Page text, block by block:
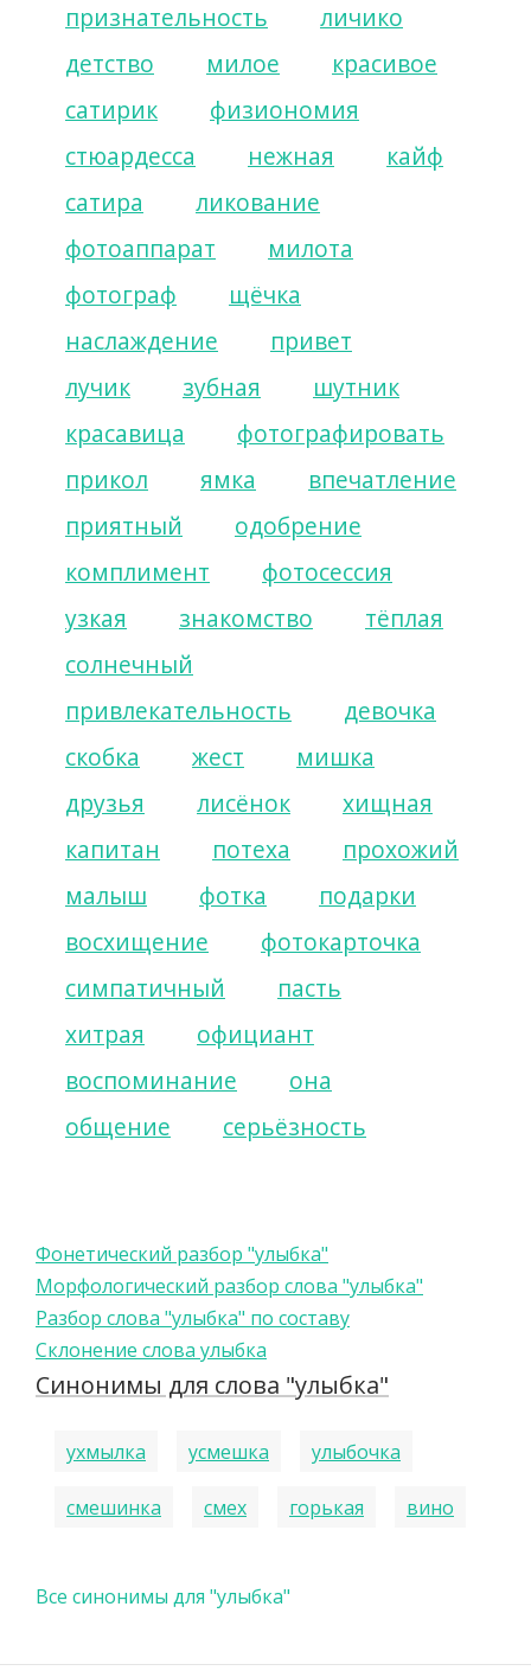
признательность
личико
детство
милое
красивое
сатирик
физиономия
стюардесса
нежная
кайф
сатира
ликование
фотоаппарат
милота
фотограф
щёчка
наслаждение
привет
лучик
зубная
шутник
красавица
фотографировать
прикол
ямка
впечатление
приятный
одобрение
комплимент
фотосессия
узкая
знакомство
тёплая
солнечный
привлекательность
девочка
скобка
жест
мишка
друзья
лисёнок
хищная
капитан
потеха
прохожий
малыш
фотка
подарки
восхищение
фотокарточка
симпатичный
пасть
хитрая
официант
воспоминание
она
общение
серьёзность
Фонетический разбор "улыбка"
Морфологический разбор слова "улыбка"
Разбор слова "улыбка" по составу
Склонение слова улыбка
Синонимы для слова "улыбка"
ухмылка усмешка улыбочка
смешинка смех горькая вино
Все синонимы для "улыбка"